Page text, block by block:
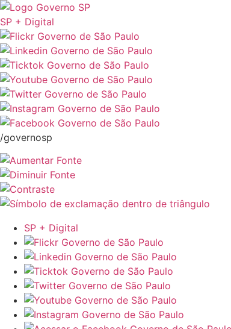
SP + Digital
/governosp
SP + Digital